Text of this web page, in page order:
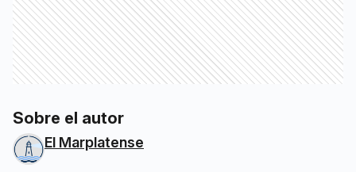
Sobre el autor
El Marplatense